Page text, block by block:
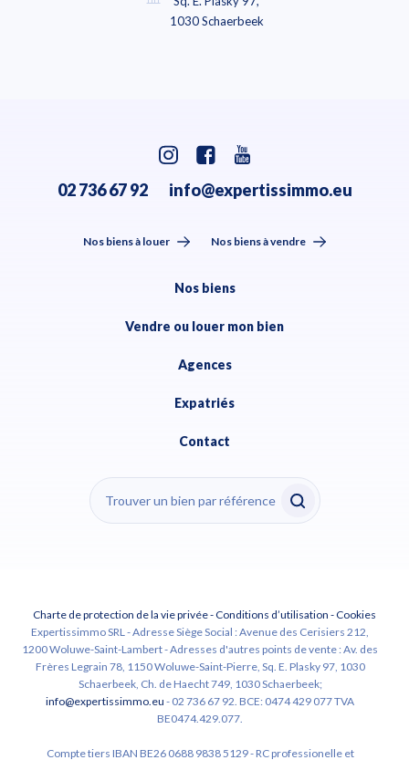
1030 Schaerbeek
02 736 67 92 info@expertissimmo.eu
Nos biens à louer Nos biens à vendre
Nos biens
Vendre ou louer mon bien
Agences
Expatriés
Contact
Charte de protection de la vie privée-Conditions d’utilisation -Cookies
Expertissimmo SRL - Adresse Siège Social : Avenue des Cerisiers 212,
1200 Woluwe-Saint-Lambert - Adresses d'autres points de vente : Av. des
Frères Legrain 78, 1150 Woluwe-Saint-Pierre, Sq. E. Plasky 97, 1030
Schaerbeek, Ch. de Haecht 749, 1030 Schaerbeek;
info@expertissimmo.eu - 02 736 67 92. BCE: 0474 429 077 TVA
BE0474.429.077.
Compte tiers IBAN BE26 0688 9838 5129 - RC professionelle et